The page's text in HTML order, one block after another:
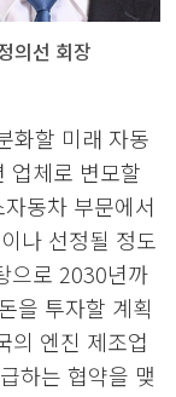
의선 회장
화할 미래 자동
업체로 변모할
동차 부문에서
나 선정될 정도
으로 2030년까
을 투자할 계획
의 엔진 제조업
하는 협약을 맺